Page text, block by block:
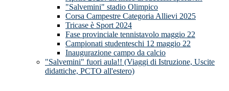
"Salvemini" stadio Olimpico
Corsa Campestre Categoria Allievi 2025
Tricase è Sport 2024
Fase provinciale tennistavolo maggio 22
Campionati studenteschi 12 maggio 22
Inaugurazione campo da calcio
"Salvemini" fuori aula!! (Viaggi di Istruzione, Uscite
didattiche, PCTO all'estero)